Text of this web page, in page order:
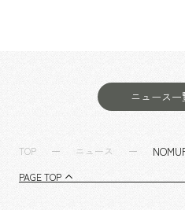
ニュース一
TOP ニュース
PAGE TOP